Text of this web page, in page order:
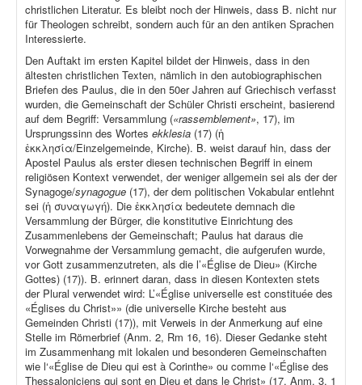
christlichen Literatur. Es bleibt noch der Hinweis, dass B. nicht nur
für Theologen schreibt, sondern auch für an den antiken Sprachen
Interessierte.
Den Auftakt im ersten Kapitel bildet der Hinweis, dass in den
ältesten christlichen Texten, nämlich in den autobiographischen
Briefen des Paulus, die in den 50er Jahren auf Griechisch verfasst
wurden, die Gemeinschaft der Schüler Christi erscheint, basierend
auf dem Begriff: Versammlung («rassemblement», 17), im
Ursprungssinn des Wortes ekklesia (17) (ἡ
ἐκκλησία/Einzelgemeinde, Kirche). B. weist darauf hin, dass der
Apostel Paulus als erster diesen technischen Begriff in einem
religiösen Kontext verwendet, der weniger allgemein sei als der der
Synagoge/synagogue (17), der dem politischen Vokabular entlehnt
sei (ἡ συναγωγή). Die ἐκκλησία bedeutete demnach die
Versammlung der Bürger, die konstitutive Einrichtung des
Zusammenlebens der Gemeinschaft; Paulus hat daraus die
Vorwegnahme der Versammlung gemacht, die aufgerufen wurde,
vor Gott zusammenzutreten, als die l’«Église de Dieu» (Kirche
Gottes) (17)). B. erinnert daran, dass in diesen Kontexten stets
der Plural verwendet wird: L’«Église universelle est constituée des
«Églises du Christ»» (die universelle Kirche besteht aus
Gemeinden Christi (17)), mit Verweis in der Anmerkung auf eine
Stelle im Römerbrief (Anm. 2, Rm 16, 16). Dieser Gedanke steht
im Zusammenhang mit lokalen und besonderen Gemeinschaften
wie l‘«Église de Dieu qui est à Corinthe» ou comme l‘«Église des
Thessaloniciens qui sont en Dieu et dans le Christ» (17, Anm. 3, 1